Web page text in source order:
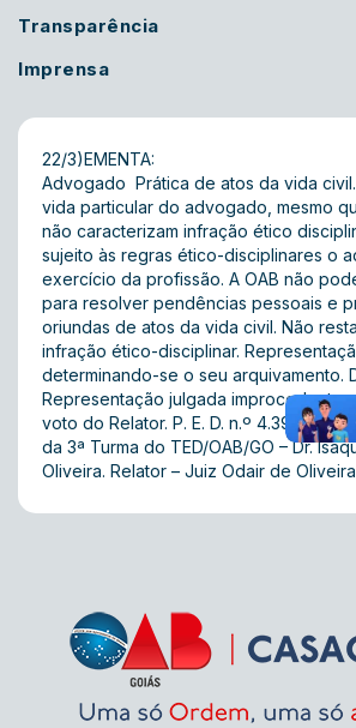
Transparência
Imprensa
22/3)EMENTA:
Advogado  Prática de atos da vida
vida particular do advogado, mesmo
não caracterizam infração ético
sujeito às regras ético-disciplinares o
exercício da profissão. A OAB não
para resolver pendências pessoais e
oriundas de atos da vida civil. Não
infração ético-disciplinar.
determinando-se o seu arquivamento.
Representação julgada improcedente,
voto do Relator. P. E. D. n.º 4.391/2003.
da 3ª Turma do TED/OAB/GO – Dr.
Oliveira. Relator – Juiz Odair de